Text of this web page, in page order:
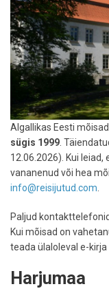
Algallikas Eesti
sügis 1999.
12.06.2026). Kui
vananenud või hea
info@reisijutud.com.
Paljud
Kui mõisad on
teada ülaloleval e-kirja
Harjumaa